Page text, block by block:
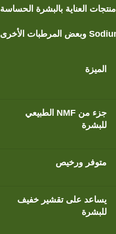
منتجات العناية بالبشرة الحساسة
وبعض المرطبات الأخرى
الميزة
جزء من NMF الطبيعي
للبشرة
متوفر ورخيص
يساعد على تقشير خفيف
للبشرة